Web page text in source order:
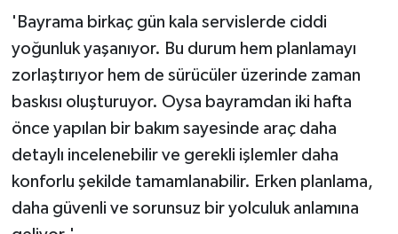
'Bayrama birkaç gün kala servislerde ciddi
yoğunluk yaşanıyor. Bu durum hem planlamayı
zorlaştırıyor hem de sürücüler üzerinde zaman
baskısı oluşturuyor. Oysa bayramdan iki hafta
önce yapılan bir bakım sayesinde araç daha
detaylı incelenebilir ve gerekli işlemler daha
konforlu şekilde tamamlanabilir. Erken planlama,
daha güvenli ve sorunsuz bir yolculuk anlamına